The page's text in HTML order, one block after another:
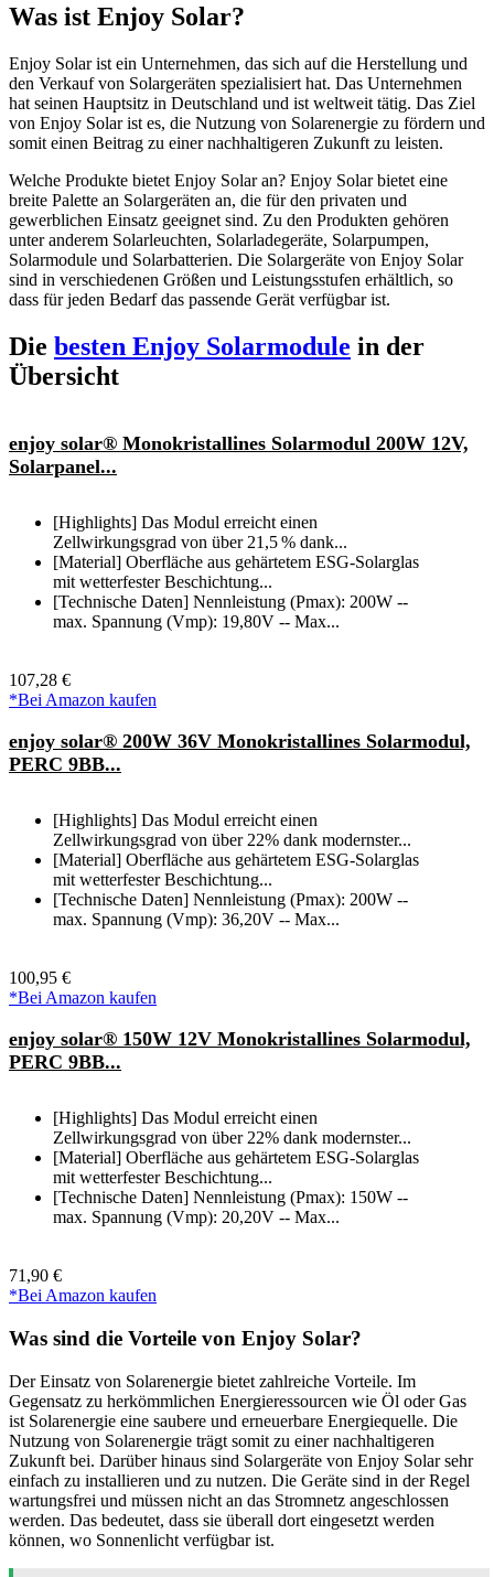
Was ist Enjoy Solar?
Enjoy Solar ist ein Unternehmen, das sich auf die Herstellung und
den Verkauf von Solargeräten spezialisiert hat. Das Unternehmen
hat seinen Hauptsitz in Deutschland und ist weltweit tätig. Das Ziel
von Enjoy Solar ist es, die Nutzung von Solarenergie zu fördern und
somit einen Beitrag zu einer nachhaltigeren Zukunft zu leisten.
Welche Produkte bietet Enjoy Solar an? Enjoy Solar bietet eine
breite Palette an Solargeräten an, die für den privaten und
gewerblichen Einsatz geeignet sind. Zu den Produkten gehören
unter anderem Solarleuchten, Solarladegeräte, Solarpumpen,
Solarmodule und Solarbatterien. Die Solargeräte von Enjoy Solar
sind in verschiedenen Größen und Leistungsstufen erhältlich, so
dass für jeden Bedarf das passende Gerät verfügbar ist.
Die besten Enjoy Solarmodule in der
Übersicht
enjoy solar® Monokristallines Solarmodul 200W 12V,
Solarpanel...
[Highlights] Das Modul erreicht einen
Zellwirkungsgrad von über 21,5 % dank...
[Material] Oberfläche aus gehärtetem ESG-Solarglas
mit wetterfester Beschichtung...
[Technische Daten] Nennleistung (Pmax): 200W --
max. Spannung (Vmp): 19,80V -- Max...
107,28 €
*Bei Amazon kaufen
enjoy solar® 200W 36V Monokristallines Solarmodul,
PERC 9BB...
[Highlights] Das Modul erreicht einen
Zellwirkungsgrad von über 22% dank modernster...
[Material] Oberfläche aus gehärtetem ESG-Solarglas
mit wetterfester Beschichtung...
[Technische Daten] Nennleistung (Pmax): 200W --
max. Spannung (Vmp): 36,20V -- Max...
100,95 €
*Bei Amazon kaufen
enjoy solar® 150W 12V Monokristallines Solarmodul,
PERC 9BB...
[Highlights] Das Modul erreicht einen
Zellwirkungsgrad von über 22% dank modernster...
[Material] Oberfläche aus gehärtetem ESG-Solarglas
mit wetterfester Beschichtung...
[Technische Daten] Nennleistung (Pmax): 150W --
max. Spannung (Vmp): 20,20V -- Max...
71,90 €
*Bei Amazon kaufen
Was sind die Vorteile von Enjoy Solar?
Der Einsatz von Solarenergie bietet zahlreiche Vorteile. Im
Gegensatz zu herkömmlichen Energieressourcen wie Öl oder Gas
ist Solarenergie eine saubere und erneuerbare Energiequelle. Die
Nutzung von Solarenergie trägt somit zu einer nachhaltigeren
Zukunft bei. Darüber hinaus sind Solargeräte von Enjoy Solar sehr
einfach zu installieren und zu nutzen. Die Geräte sind in der Regel
wartungsfrei und müssen nicht an das Stromnetz angeschlossen
werden. Das bedeutet, dass sie überall dort eingesetzt werden
können, wo Sonnenlicht verfügbar ist.